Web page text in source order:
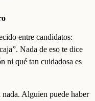
entre candidatos:
Nada de eso te dice
ni qué tan cuidadosa es
Alguien puede haber